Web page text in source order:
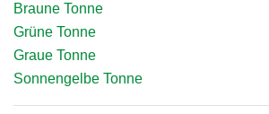
Braune Tonne
Grüne Tonne
Graue Tonne
Sonnengelbe Tonne